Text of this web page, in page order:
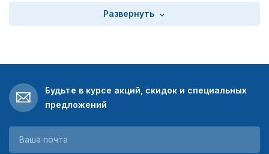
Развернуть
Будьте в курсе акций, скидок и специальных
предложений